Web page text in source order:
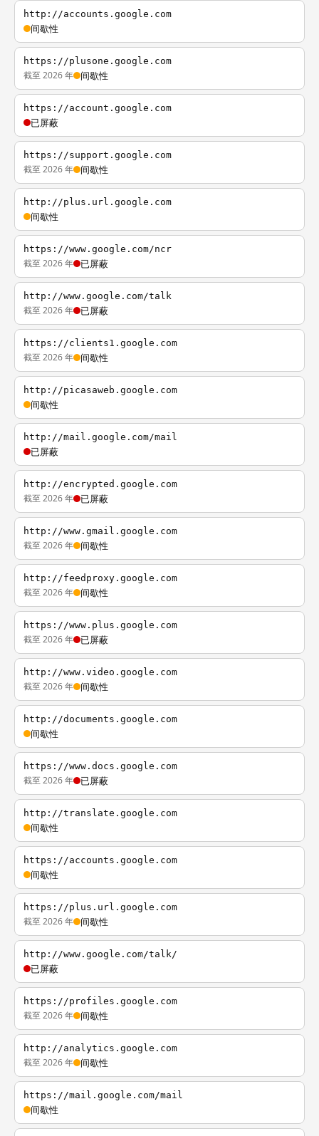
http://accounts.google.com
间歇性
https://plusone.google.com
截至 2026 年 间歇性
https://account.google.com
已屏蔽
https://support.google.com
截至 2026 年 间歇性
http://plus.url.google.com
间歇性
https://www.google.com/ncr
截至 2026 年 已屏蔽
http://www.google.com/talk
截至 2026 年 已屏蔽
https://clients1.google.com
截至 2026 年 间歇性
http://picasaweb.google.com
间歇性
http://mail.google.com/mail
已屏蔽
http://encrypted.google.com
截至 2026 年 已屏蔽
http://www.gmail.google.com
截至 2026 年 间歇性
http://feedproxy.google.com
截至 2026 年 间歇性
https://www.plus.google.com
截至 2026 年 已屏蔽
http://www.video.google.com
截至 2026 年 间歇性
http://documents.google.com
间歇性
https://www.docs.google.com
截至 2026 年 已屏蔽
http://translate.google.com
间歇性
https://accounts.google.com
间歇性
https://plus.url.google.com
截至 2026 年 间歇性
http://www.google.com/talk/
已屏蔽
https://profiles.google.com
截至 2026 年 间歇性
http://analytics.google.com
截至 2026 年 间歇性
https://mail.google.com/mail
间歇性